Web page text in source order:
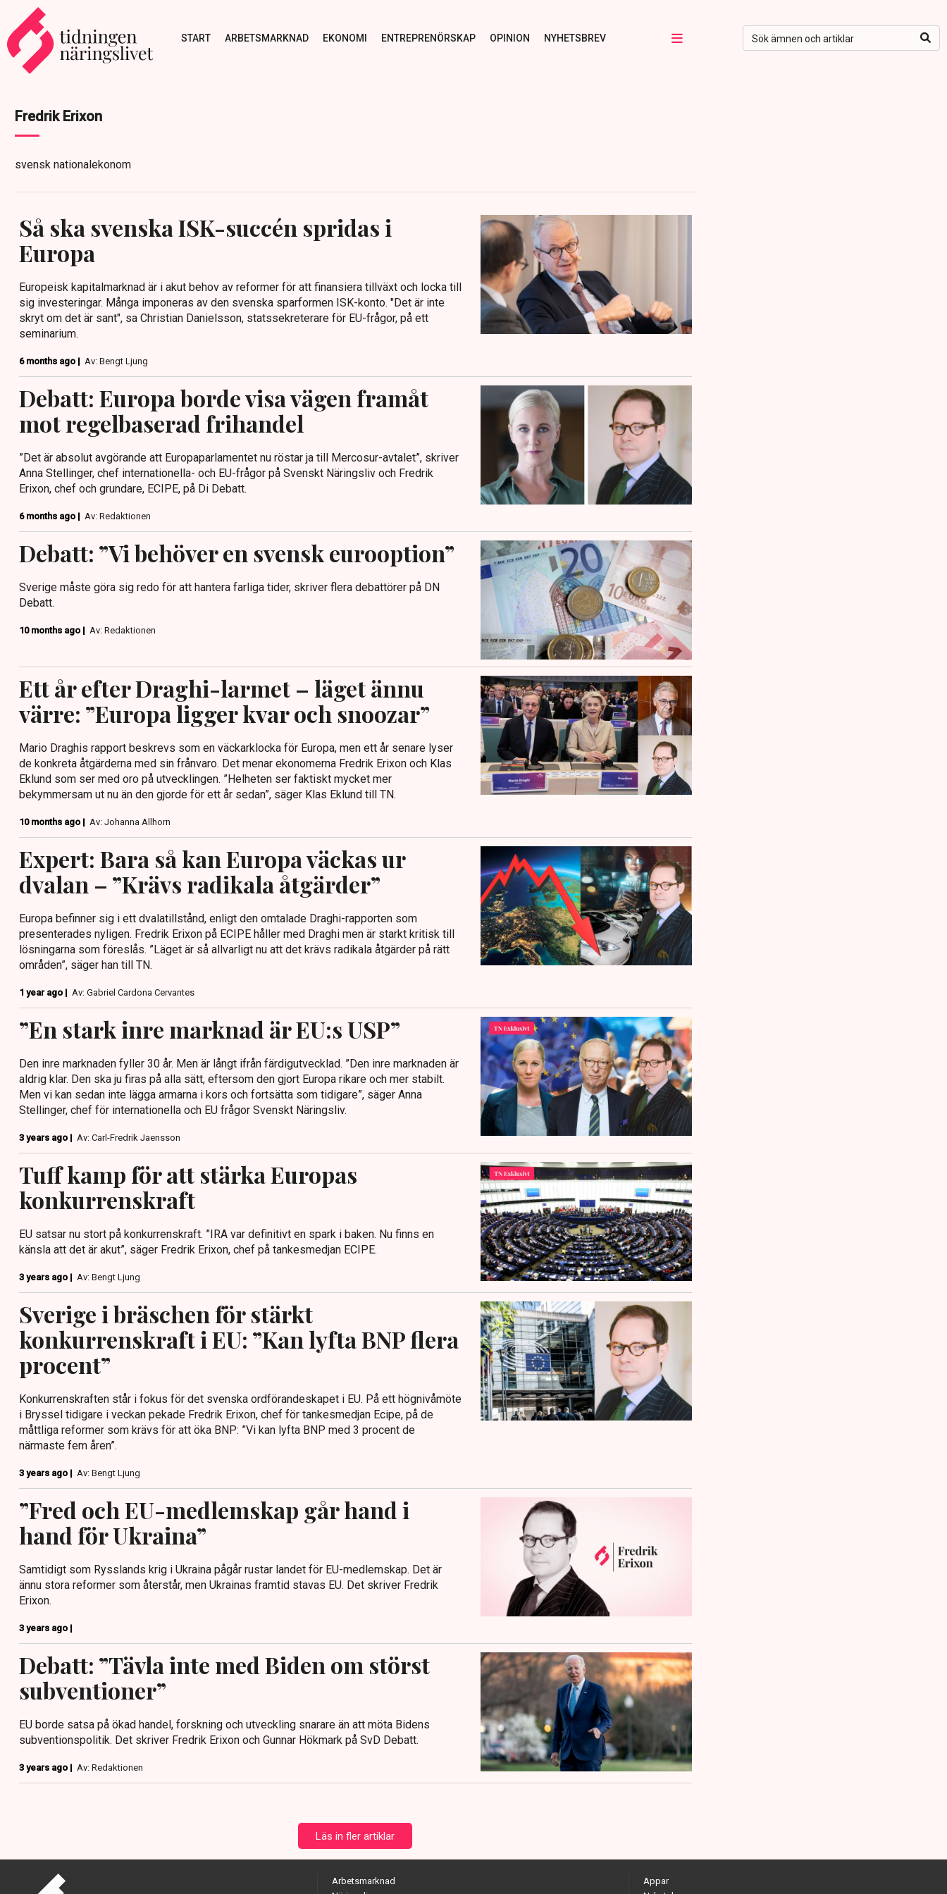
START ARBETSMARKNAD EKONOMI ENTREPRENÖRSKAP OPINION NYHETSBREV
Fredrik Erixon
svensk nationalekonom
Så ska svenska ISK-succén spridas i
Europa
Europeisk kapitalmarknad är i akut behov av reformer för att finansiera tillväxt och locka till
sig investeringar. Många imponeras av den svenska sparformen ISK-konto. "Det är inte
skryt om det är sant", sa Christian Danielsson, statssekreterare för EU-frågor, på ett
seminarium.
6 months ago | Av: Bengt Ljung
Debatt: Europa borde visa vägen framåt
mot regelbaserad frihandel
”Det är absolut avgörande att Europaparlamentet nu röstar ja till Mercosur-avtalet”, skriver
Anna Stellinger, chef internationella- och EU-frågor på Svenskt Näringsliv och Fredrik
Erixon, chef och grundare, ECIPE, på Di Debatt.
6 months ago | Av: Redaktionen
Debatt: ”Vi behöver en svensk eurooption”
Sverige måste göra sig redo för att hantera farliga tider, skriver flera debattörer på DN
Debatt.
10 months ago | Av: Redaktionen
Ett år efter Draghi-larmet – läget ännu
värre: ”Europa ligger kvar och snoozar”
Mario Draghis rapport beskrevs som en väckarklocka för Europa, men ett år senare lyser
de konkreta åtgärderna med sin frånvaro. Det menar ekonomerna Fredrik Erixon och Klas
Eklund som ser med oro på utvecklingen. ”Helheten ser faktiskt mycket mer
bekymmersam ut nu än den gjorde för ett år sedan”, säger Klas Eklund till TN.
10 months ago | Av: Johanna Allhorn
Expert: Bara så kan Europa väckas ur
dvalan – ”Krävs radikala åtgärder”
Europa befinner sig i ett dvalatillstånd, enligt den omtalade Draghi-rapporten som
presenterades nyligen. Fredrik Erixon på ECIPE håller med Draghi men är starkt kritisk till
lösningarna som föreslås. ”Läget är så allvarligt nu att det krävs radikala åtgärder på rätt
områden”, säger han till TN.
1 year ago | Av: Gabriel Cardona Cervantes
”En stark inre marknad är EU:s USP”
Den inre marknaden fyller 30 år. Men är långt ifrån färdigutvecklad. ”Den inre marknaden är
aldrig klar. Den ska ju firas på alla sätt, eftersom den gjort Europa rikare och mer stabilt.
Men vi kan sedan inte lägga armarna i kors och fortsätta som tidigare”, säger Anna
Stellinger, chef för internationella och EU frågor Svenskt Näringsliv.
3 years ago | Av: Carl-Fredrik Jaensson
Tuff kamp för att stärka Europas
konkurrenskraft
EU satsar nu stort på konkurrenskraft. ”IRA var definitivt en spark i baken. Nu finns en
känsla att det är akut”, säger Fredrik Erixon, chef på tankesmedjan ECIPE.
3 years ago | Av: Bengt Ljung
Sverige i bräschen för stärkt
konkurrenskraft i EU: ”Kan lyfta BNP flera
procent”
Konkurrenskraften står i fokus för det svenska ordförandeskapet i EU. På ett högnivåmöte
i Bryssel tidigare i veckan pekade Fredrik Erixon, chef för tankesmedjan Ecipe, på de
måttliga reformer som krävs för att öka BNP: ”Vi kan lyfta BNP med 3 procent de
närmaste fem åren”.
3 years ago | Av: Bengt Ljung
”Fred och EU-medlemskap går hand i
hand för Ukraina”
Samtidigt som Rysslands krig i Ukraina pågår rustar landet för EU-medlemskap. Det är
ännu stora reformer som återstår, men Ukrainas framtid stavas EU. Det skriver Fredrik
Erixon.
3 years ago |
Debatt: ”Tävla inte med Biden om störst
subventioner”
EU borde satsa på ökad handel, forskning och utveckling snarare än att möta Bidens
subventionspolitik. Det skriver Fredrik Erixon och Gunnar Hökmark på SvD Debatt.
3 years ago | Av: Redaktionen
Läs in fler artiklar
Arbetsmarknad
Appar